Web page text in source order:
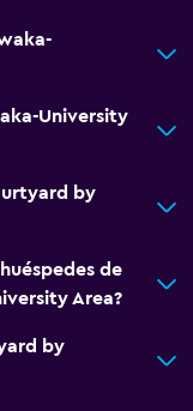
University
by
de
Area?
by